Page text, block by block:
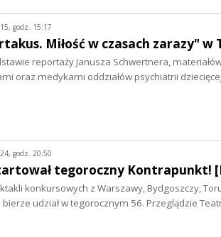
godz. 15:17
Miłość w czasach zarazy" w
reportaży Janusza Schwertnera,
oraz medykami oddziałów psychiatrii
godz. 20:50
tegoroczny Kontrapunkt!
konkursowych z Warszawy, Bydgoszczy,
bierze udział w tegorocznym 56. Przeglądzie